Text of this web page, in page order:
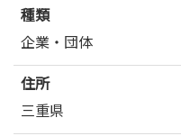
種類
企業・団体
住所
三重県